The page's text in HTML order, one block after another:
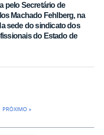
pelo Secretário de
Machado Fehlberg, na
sede do sindicato dos
do Estado de
PRÓXIMO »